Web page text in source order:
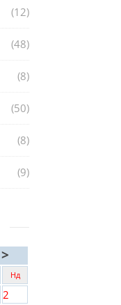
(12)
(48)
(8)
(50)
(8)
(9)
>
Нд
2